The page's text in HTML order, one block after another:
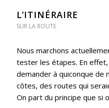
L’ITINÉRAIRE
SUR LA ROUTE
Nous marchons
tester les étapes. En
demander à quiconque de
côtes, des routes qui
On part du principe que si